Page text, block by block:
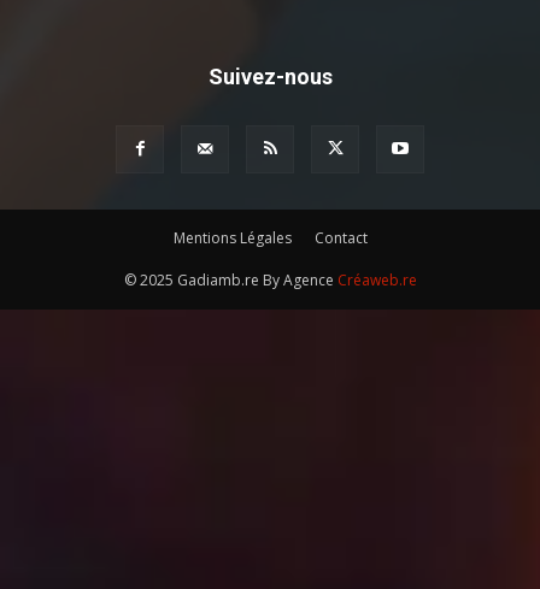
Suivez-nous
Mentions Légales Contact
© 2025 Gadiamb.re By Agence Créaweb.re